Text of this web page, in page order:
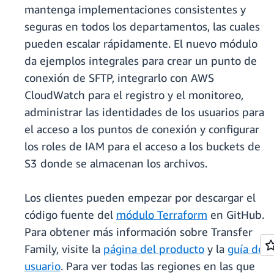
mantenga implementaciones consistentes y
seguras en todos los departamentos, las cuales
pueden escalar rápidamente. El nuevo módulo
da ejemplos integrales para crear un punto de
conexión de SFTP, integrarlo con AWS
CloudWatch para el registro y el monitoreo,
administrar las identidades de los usuarios para
el acceso a los puntos de conexión y configurar
los roles de IAM para el acceso a los buckets de
S3 donde se almacenan los archivos.
Los clientes pueden empezar por descargar el
código fuente del módulo Terraform en GitHub.
Para obtener más información sobre Transfer
Family, visite la página del producto y la guía del
usuario. Para ver todas las regiones en las que